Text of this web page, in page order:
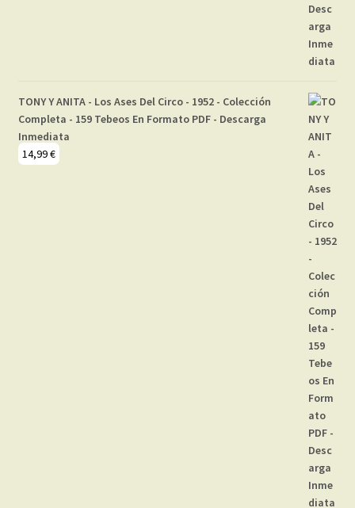
TONY Y ANITA - Los Ases Del Circo - 1952 - Colección
Completa - 159 Tebeos En Formato PDF - Descarga
Inmediata
14,99€